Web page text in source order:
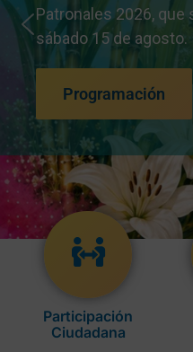
Patronales 2026, que
sábado 15 de agosto.
Programación
Participación
Ciudadana